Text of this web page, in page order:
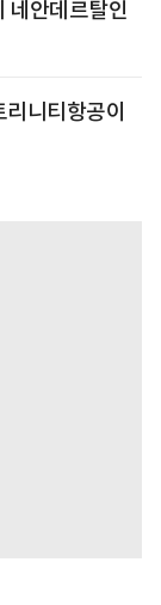
네안데르탈인
니티항공이